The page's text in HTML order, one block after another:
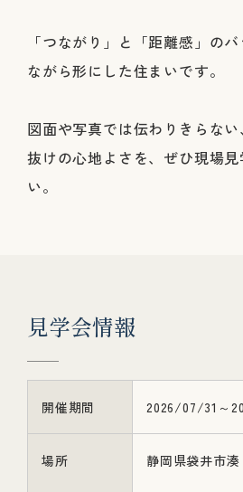
「つながり」と「距離感」の
ながら形にした住まいです。
図面や写真では伝わりきらな
抜けの心地よさを、ぜひ現場
い。
見学会情報
開催期間 2026/07/31～
場所 静岡県袋井市湊